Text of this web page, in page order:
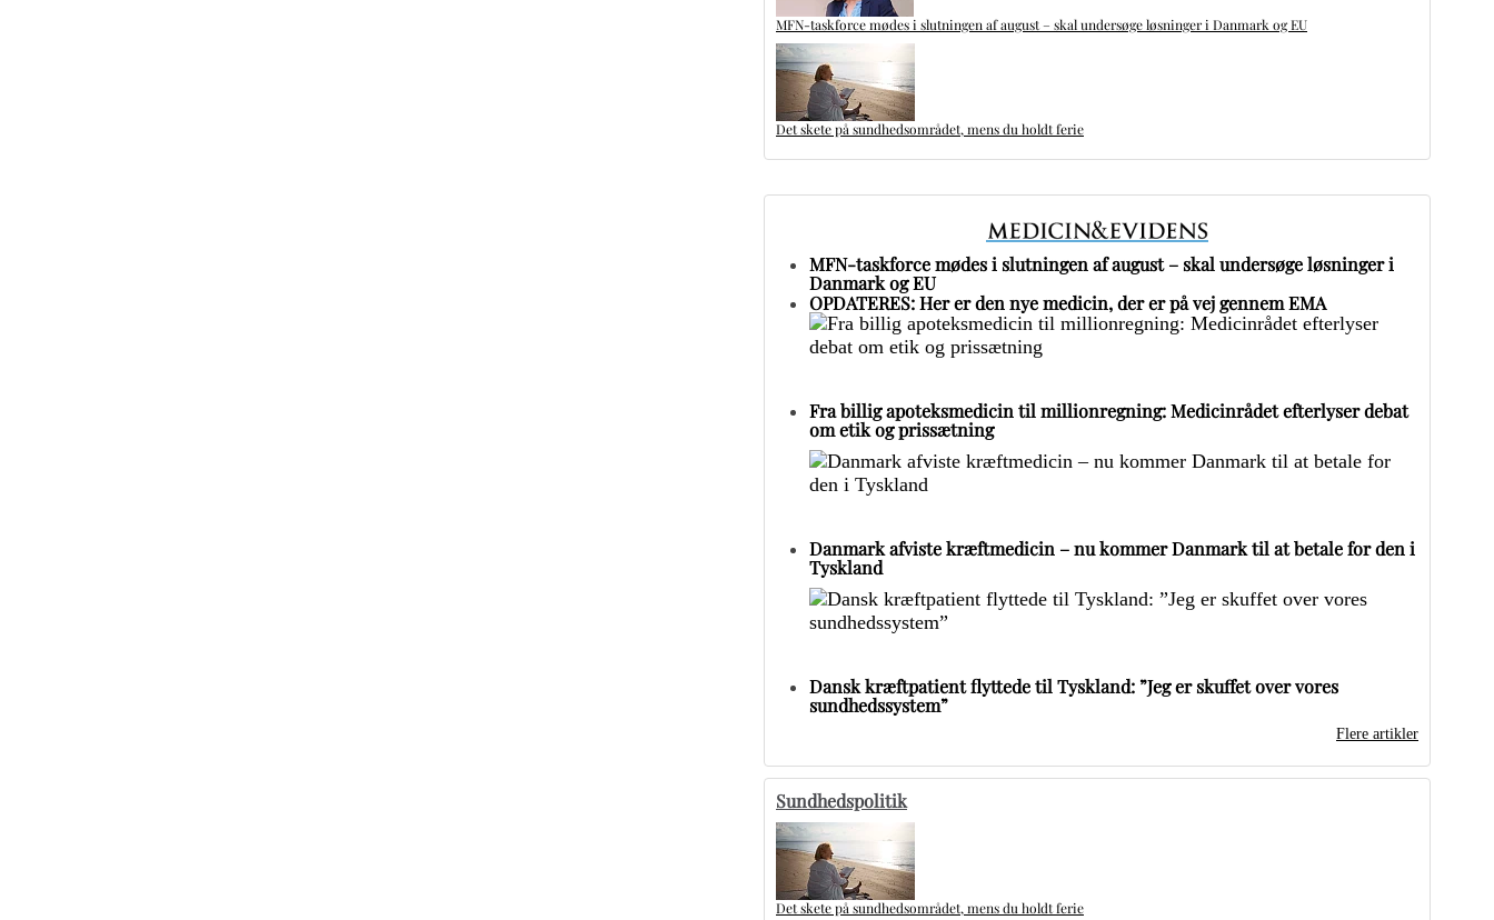
MFN-taskforce mødes i slutningen af august – skal undersøge løsninger i Danmark og EU
Det skete på sundhedsområdet, mens du holdt ferie
MFN-taskforce mødes i slutningen af august – skal undersøge løsninger i
Danmark og EU
OPDATERES: Her er den nye medicin, der er på vej gennem EMA
Fra billig apoteksmedicin til millionregning: Medicinrådet efterlyser debat
om etik og prissætning
Danmark afviste kræftmedicin – nu kommer Danmark til at betale for den i
Tyskland
Dansk kræftpatient flyttede til Tyskland: ”Jeg er skuffet over vores
sundhedssystem”
Flere artikler
Sundhedspolitik
Det skete på sundhedsområdet, mens du holdt ferie